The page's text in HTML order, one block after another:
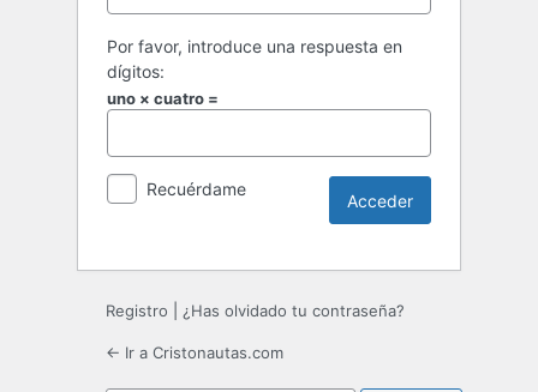
Por favor, introduce una respuesta en
dígitos:
uno × cuatro =
Recuérdame
Registro ¿Has olvidado tu contraseña?
← Ir a Cristonautas.com